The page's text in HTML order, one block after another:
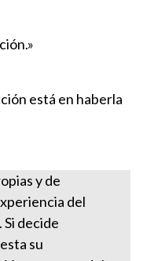
está en haberla
y de
del
decide
su